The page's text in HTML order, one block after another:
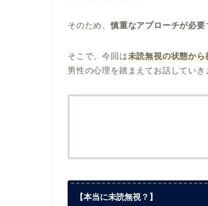
そのため、慎重なアプローチが必要
そこで、今回は未読無視の状態か
男性の心理を踏まえてお話していき
【本当に未読無視？】